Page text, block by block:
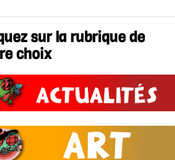
sur la rubrique de
choix